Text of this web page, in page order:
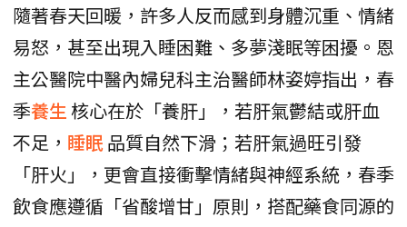
隨著春天回暖，許多人反而感到身體沉重、情緒
易怒，甚至出現入睡困難、多夢淺眠等困擾。恩
主公醫院中醫內婦兒科主治醫師林姿婷指出，春
季養生 核心在於「養肝」，若肝氣鬱結或肝血
不足， 睡眠品質自然下滑；若肝氣過旺引發
「肝火」，更會直接衝擊情緒與神經系統，春季
飲食應遵循「省酸增甘」原則，搭配藥食同源的